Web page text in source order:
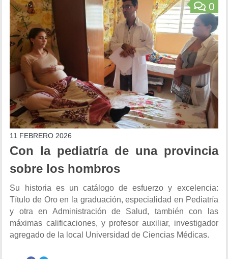
0
11 FEBRERO 2026
Con la pediatría de una provincia
sobre los hombros
Su historia es un catálogo de esfuerzo y excelencia:
Título de Oro en la graduación, especialidad en Pediatría
y otra en Administración de Salud, también con las
máximas calificaciones, y profesor auxiliar, investigador
agregado de la local Universidad de Ciencias Médicas.